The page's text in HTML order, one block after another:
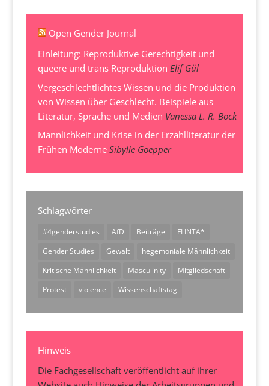
Open Gender Journal
Einleitung: Reproduktive Gerechtigkeit und
queere und trans Reproduktion Elif Gül
Vergeschlechtlichtes Wissen und die Produktion
von Wissen über Geschlecht. Beispiele aus
Literatur, Sprache und Medien Vanessa L. R. Bock
Männlichkeit und Krise in der Erzählliteratur der
Frühen Moderne Sibylle Goepper
Schlagwörter
#4genderstudies AfD Beiträge
FLINTA*
Gender Studies
Gewalt
hegemoniale Männlichkeit
Kritische Männlichkeit
Masculinity
Mitgliedschaft
Protest
violence Wissenschaftstag
Hinweis
Die Fachgesellschaft veröffentlicht auf ihrer